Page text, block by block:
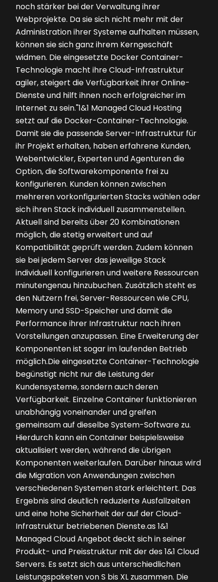
noch stärker bei der Verwaltung ihrer
Webprojekte. Da sie sich nicht mehr mit der
Administration ihrer Systeme aufhalten müssen,
können sie sich ganz ihrem Kerngeschäft
widmen. Die eingesetzte Docker Container-
Technologie macht ihre Cloud-Infrastruktur
agiler, steigert die Verfügbarkeit ihrer Online-
Dienste und hilft ihnen noch erfolgreicher im
Internet zu sein."1&1 Managed Cloud Hosting
setzt auf die Docker-Container-Technologie.
Damit sie die passende Server-Infrastruktur für
ihr Projekt erhalten, haben erfahrene Kunden,
Webentwickler, Experten und Agenturen die
Option, die Softwarekomponente frei zu
konfigurieren. Kunden können zwischen
mehreren vorkonfigurierten Stacks wählen oder
sich ihren Stack individuell zusammenstellen.
Aktuell sind bereits über 20 Kombinationen
möglich, die stetig erweitert und auf
Kompatibilität geprüft werden. Zudem können
sie bei jedem Server das jeweilige Stack
individuell konfigurieren und weitere Ressourcen
minutengenau hinzubuchen. Zusätzlich steht es
den Nutzern frei, Server-Ressourcen wie CPU,
Memory und SSD-Speicher und damit die
Performance ihrer Infrastruktur nach ihren
Vorstellungen anzupassen. Eine Erweiterung der
Komponenten ist sogar im laufenden Betrieb
möglich.Die eingesetzte Container-Technologie
begünstigt nicht nur die Leistung der
Kundensysteme, sondern auch deren
Verfügbarkeit. Einzelne Container funktionieren
unabhängig voneinander und greifen
gemeinsam auf dieselbe System-Software zu.
Hierdurch kann ein Container beispielsweise
aktualisiert werden, während die übrigen
Komponenten weiterlaufen. Darüber hinaus wird
die Migration von Anwendungen zwischen
verschiedenen Systemen stark erleichtert. Das
Ergebnis sind deutlich reduzierte Ausfallzeiten
und eine hohe Sicherheit der auf der Cloud-
Infrastruktur betriebenen Dienste.as 1&1
Managed Cloud Angebot deckt sich in seiner
Produkt- und Preisstruktur mit der des 1&1 Cloud
Servers. Es setzt sich aus unterschiedlichen
Leistungspaketen von S bis XL zusammen. Die